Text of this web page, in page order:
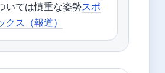
いては慎重な姿勢スポ
クス（報道）